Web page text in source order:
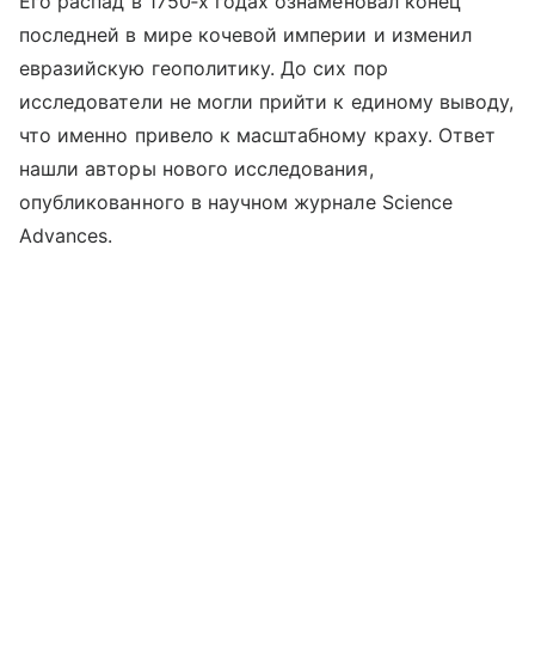
последней в мире кочевой империи и изменил
евразийскую геополитику. До сих пор
исследователи не могли прийти к единому выводу,
что именно привело к масштабному краху. Ответ
нашли авторы нового исследования,
опубликованного в научном журнале Science
Advances.